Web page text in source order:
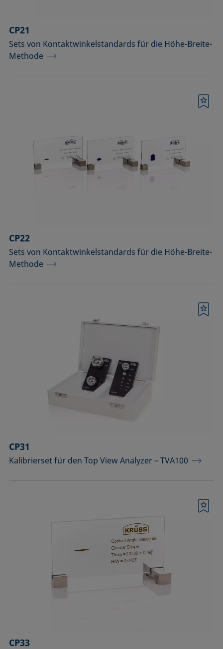
CP21
Sets von Kontaktwinkelstandards für die Höhe-Breite-
Methode
CP22
Sets von Kontaktwinkelstandards für die Höhe-Breite-
Methode
CP31
Kalibrierset für den Top View Analyzer – TVA100
CP33